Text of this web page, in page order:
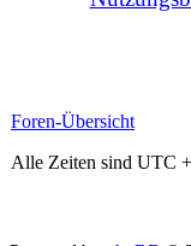
Foren-Übersicht
Alle Zeiten sind UTC